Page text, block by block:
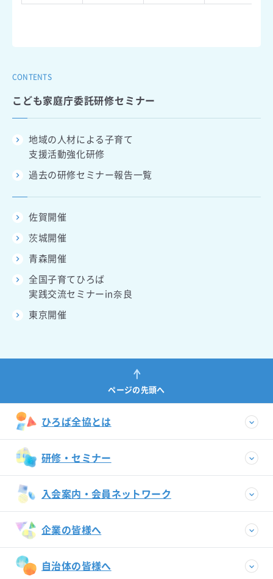
CONTENTS
こども家庭庁委託研修セミナー
地域の人材による子育て
支援活動強化研修
過去の研修セミナー報告一覧
佐賀開催
茨城開催
青森開催
全国子育てひろば
実践交流セミナーin奈良
東京開催
ページの先頭へ
ひろば全協とは
研修・セミナー
入会案内・会員ネットワーク
企業の皆様へ
自治体の皆様へ